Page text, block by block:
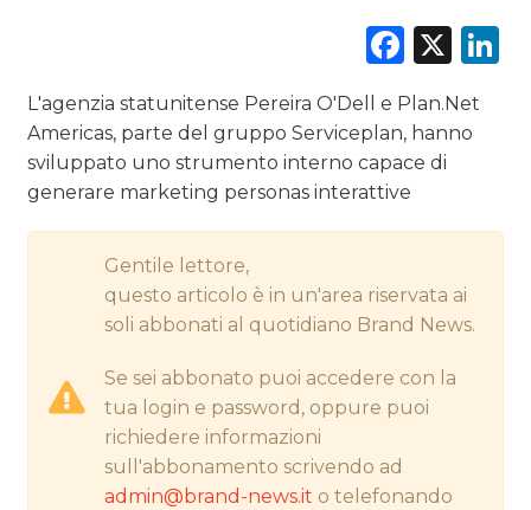
TV
PREVISIONI/SCENARI
X
L'agenzia statunitense Pereira O'Dell e Plan.Net
Americas, parte del gruppo Serviceplan, hanno
sviluppato uno strumento interno capace di
generare marketing personas interattive
Gentile lettore,
questo articolo è in un'area riservata ai
soli abbonati al quotidiano Brand News.
Se sei abbonato puoi accedere con la
tua login e password, oppure puoi
richiedere informazioni
sull'abbonamento scrivendo ad
admin@brand-news.it o telefonando